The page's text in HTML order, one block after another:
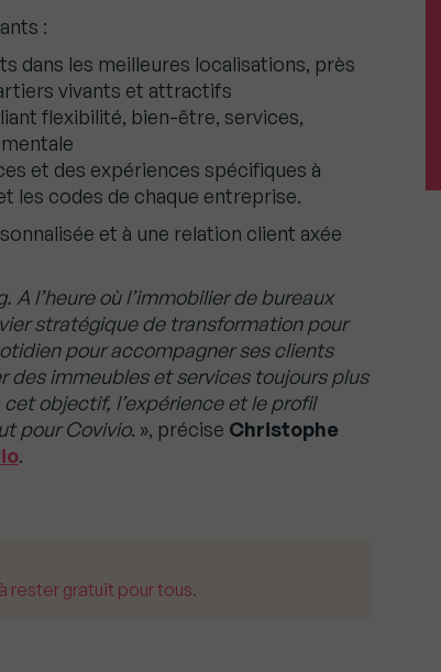
:
dans les meilleures localisations, près
vivants et attractifs
flexibilité, bien-être, services,
et des expériences spécifiques à
les codes de chaque entreprise.
et à une relation client axée
A l’heure où l’immobilier de bureaux
stratégique de transformation pour
pour accompagner ses clients
des immeubles et services toujours plus
objectif, l’expérience et le profil
pour Covivio. », précise Christophe
.
rester gratuit pour tous.